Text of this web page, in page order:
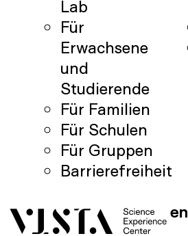
Lab
Für
Erwachsene
und
Studierende
Für Familien
Für Schulen
Für Gruppen
Barrierefreiheit
en